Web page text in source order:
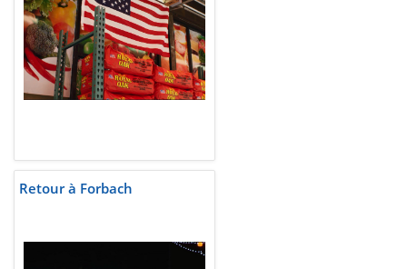
Retour à Forbach